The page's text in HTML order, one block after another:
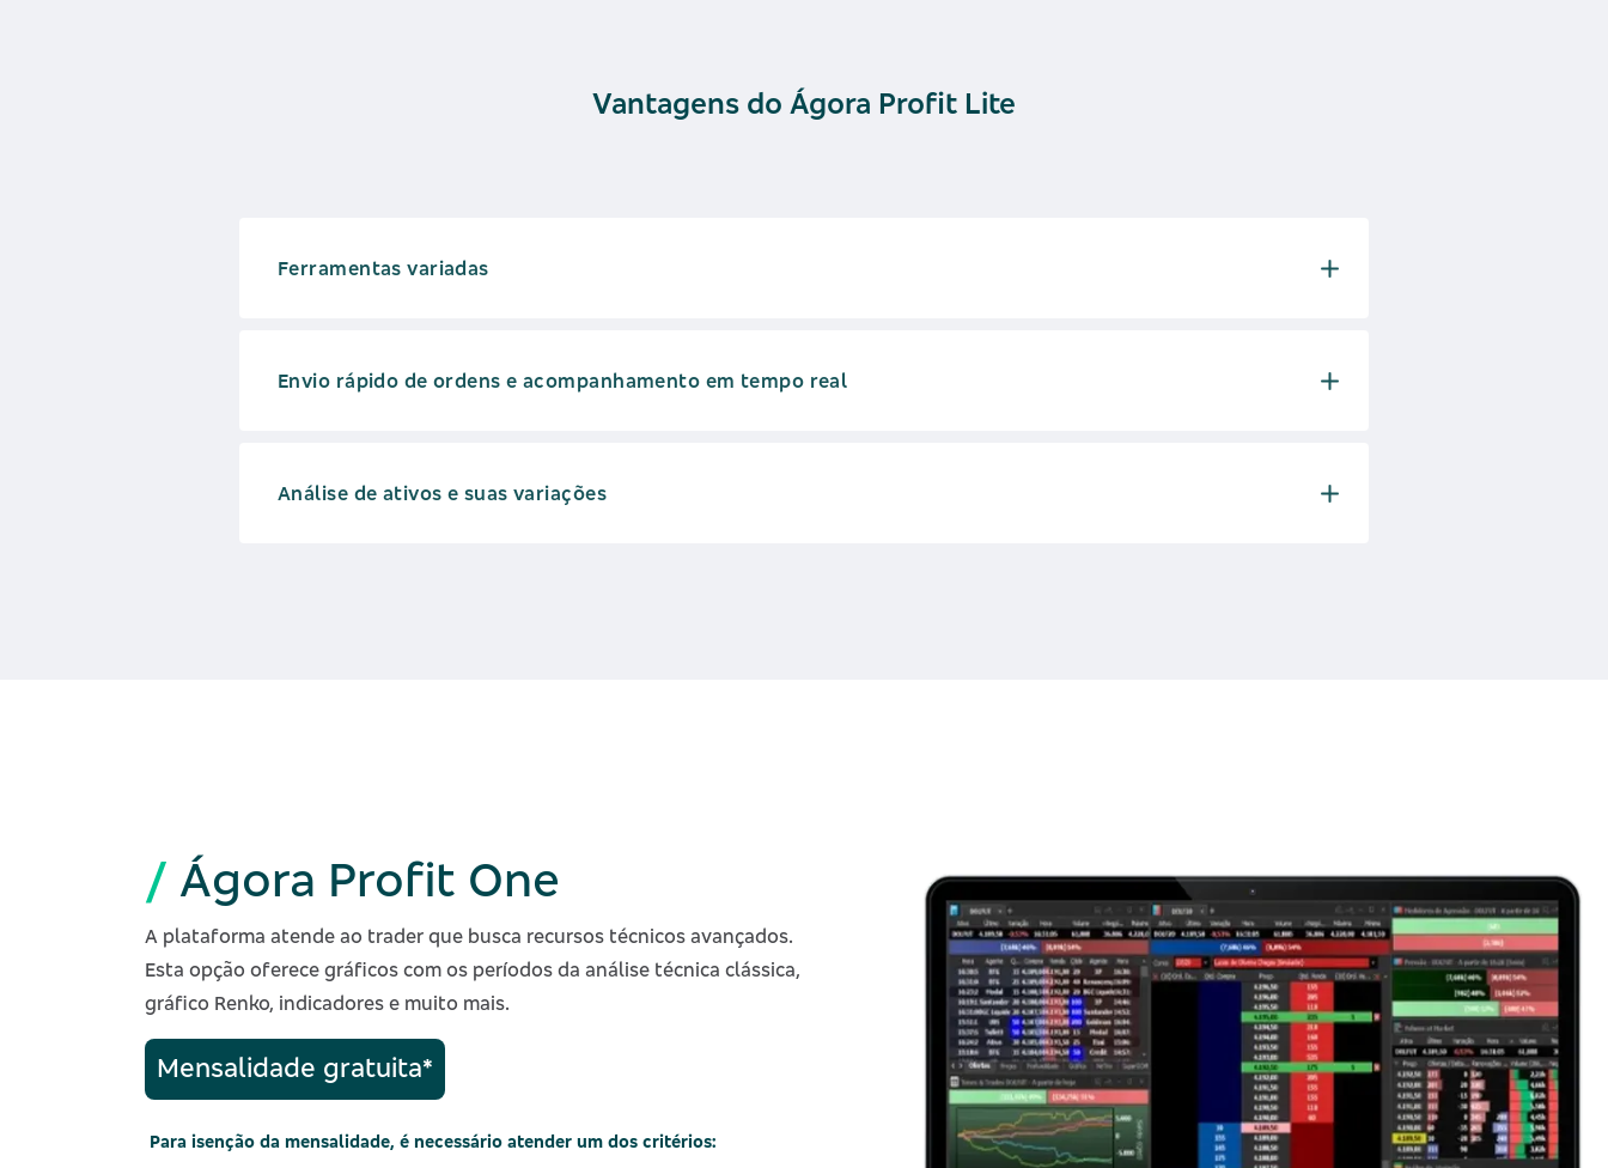
Vantagens do Ágora Profit Lite
Ferramentas variadas
Envio rápido de ordens e acompanhamento em tempo real
Análise de ativos e suas variações
/ Ágora Profit One
A plataforma atende ao trader que busca recursos técnicos avançados.
Esta opção oferece gráficos com os períodos da análise técnica clássica,
gráfico Renko, indicadores e muito mais.
Mensalidade gratuita*
Para isenção da mensalidade, é necessário atender um dos critérios: